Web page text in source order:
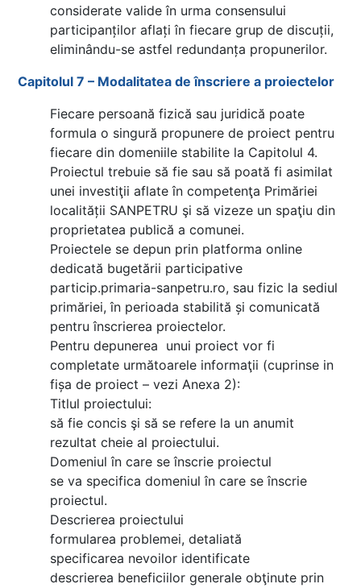
considerate valide în urma consensului
participanților aflați în fiecare grup de discuții,
eliminându-se astfel redundanța propunerilor.
Capitolul 7 – Modalitatea de înscriere a proiectelor
Fiecare persoană fizică sau juridică poate
formula o singură propunere de proiect pentru
fiecare din domeniile stabilite la Capitolul 4.
Proiectul trebuie să fie sau să poată fi asimilat
unei investiţii aflate în competenţa Primăriei
localității SANPETRU şi să vizeze un spaţiu din
proprietatea publică a comunei.
Proiectele se depun prin platforma online
dedicată bugetării participative
particip.primaria-sanpetru.ro, sau fizic la sediul
primăriei, în perioada stabilită și comunicată
pentru înscrierea proiectelor.
Pentru depunerea unui proiect vor fi
completate următoarele informaţii (cuprinse in
fișa de proiect – vezi Anexa 2):
Titlul proiectului:
să fie concis şi să se refere la un anumit
rezultat cheie al proiectului.
Domeniul în care se înscrie proiectul
se va specifica domeniul în care se înscrie
proiectul.
Descrierea proiectului
formularea problemei, detaliată
specificarea nevoilor identificate
descrierea beneficiilor generale obţinute prin